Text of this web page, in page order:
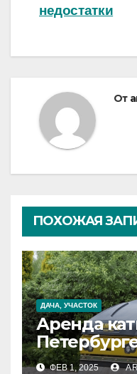
недостатки
От
ПОХОЖАЯ
ДАЧА, УЧАСТОК
Аренда
ФЕВ 1, 2025